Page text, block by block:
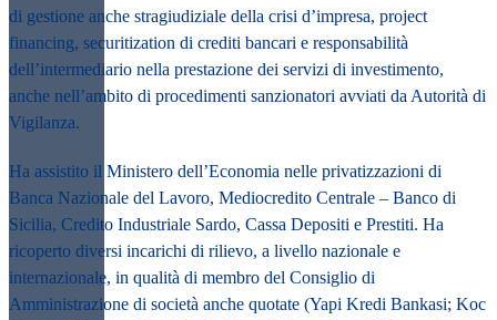
di gestione anche stragiudiziale della crisi d’impresa, project
financing, securitization di crediti bancari e responsabilità
dell’intermediario nella prestazione dei servizi di investimento,
anche nell’ambito di procedimenti sanzionatori avviati da Autorità di
Vigilanza.
Ha assistito il Ministero dell’Economia nelle privatizzazioni di
Banca Nazionale del Lavoro, Mediocredito Centrale – Banco di
Sicilia, Credito Industriale Sardo, Cassa Depositi e Prestiti. Ha
ricoperto diversi incarichi di rilievo, a livello nazionale e
internazionale, in qualità di membro del Consiglio di
Amministrazione di società anche quotate (Yapi Kredi Bankasi; Koc